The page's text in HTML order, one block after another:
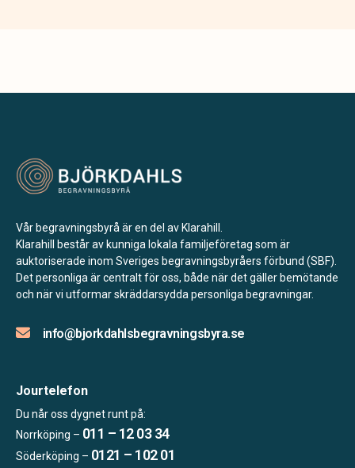
Vår begravningsbyrå är en del av Klarahill.
Klarahill består av kunniga lokala familjeföretag som är
auktoriserade inom Sveriges begravningsbyråers förbund (SBF).
Det personliga är centralt för oss, både när det gäller bemötande
och när vi utformar skräddarsydda personliga begravningar.
info@bjorkdahlsbegravningsbyra.se
Jourtelefon
Du når oss dygnet runt på:
Norrköping – 011 – 12 03 34
Söderköping – 0121 – 102 01